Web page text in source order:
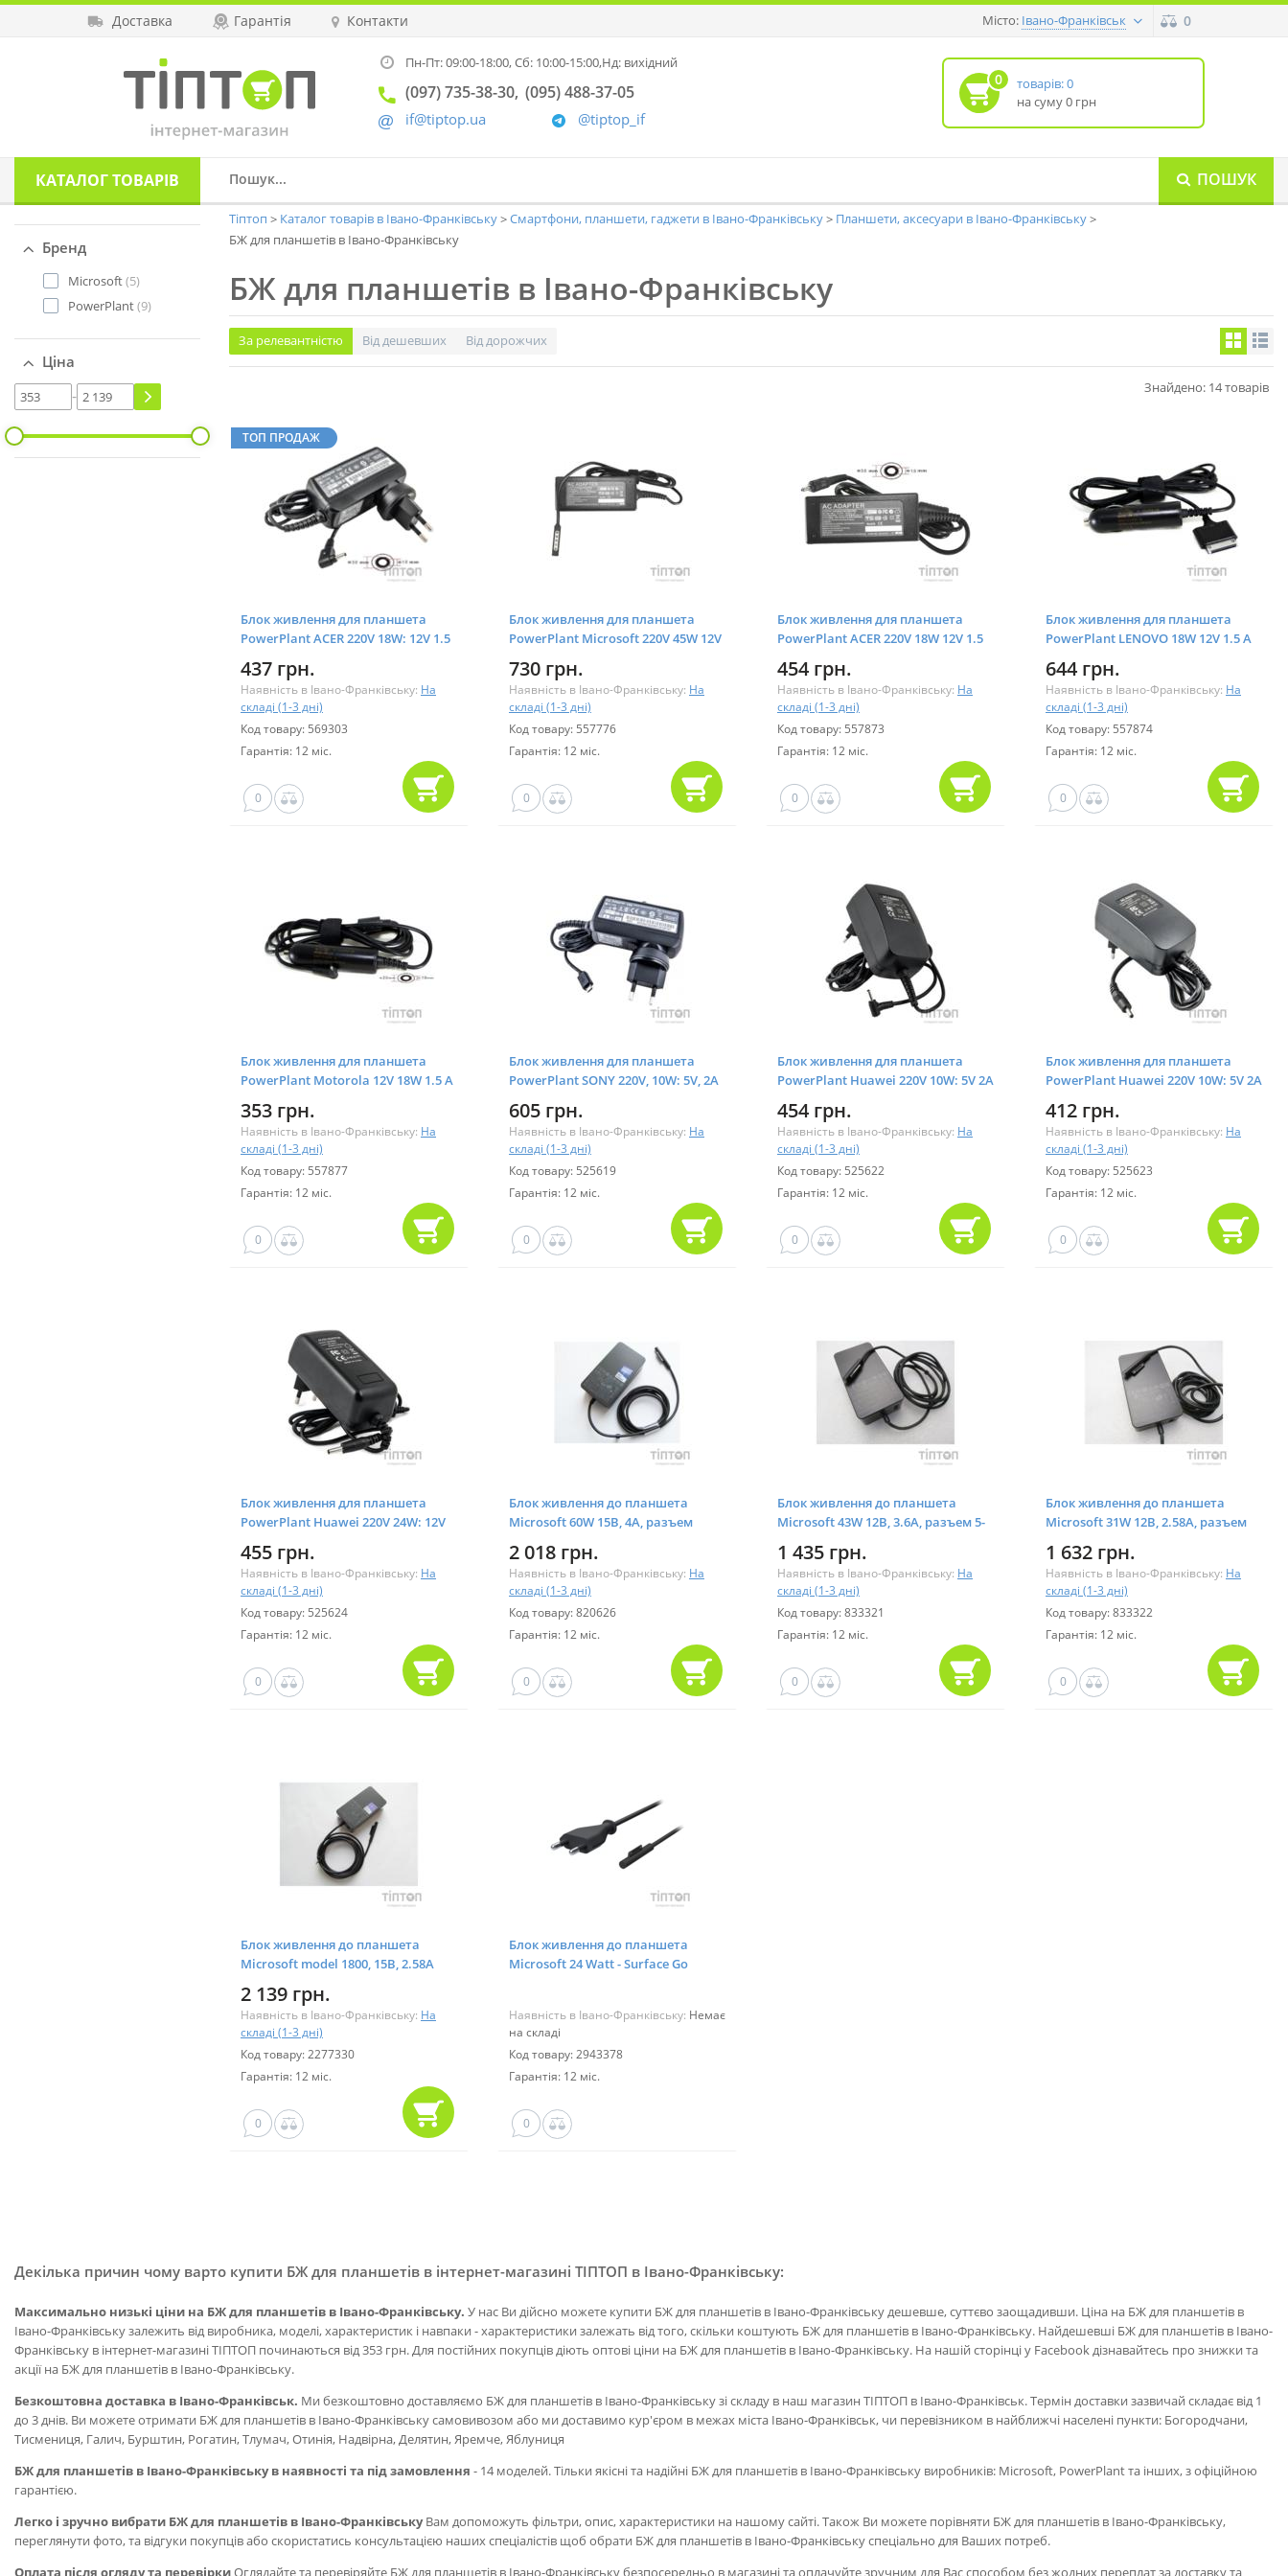
Доставка Гарантія Контакти Місто: Івано-Франківськ 0
Пн-Пт: 09:00-18:00,Сб: 10:00-15:00,Нд: вихідний
(097) 735-38-30 (095) 488-37-05
@tiptop_if
if@tiptop.ua
0
товарів: 0
на суму 0 грн
КАТАЛОГТОВАРІВ ПОШУК
Бренд
Microsoft(5)
PowerPlant(9)
Ціна
-
Тіптоп Каталог товарів в Івано-Франківську Смартфони, планшети, гаджети в Івано-Франківську
Планшети, аксесуари в Івано-Франківську
БЖ для планшетів в Івано-Франківську
БЖ для планшетів в Івано-Франківську
За релевантністю Від дешевших Від дорожчих
Знайдено: 14 товарів
ТОП ПРОДАЖ
Блок живлення для планшета
PowerPlant ACER 220V 18W: 12V 1.5
437 грн.
Наявність в Івано-Франківську: На
складі (1-3 дні)
Код товару: 569303
Гарантія: 12 міс.
0
Блок живлення для планшета
PowerPlant Microsoft 220V 45W 12V
730 грн.
Наявність в Івано-Франківську: На
складі (1-3 дні)
Код товару: 557776
Гарантія: 12 міс.
0
Блок живлення для планшета
PowerPlant ACER 220V 18W 12V 1.5
454 грн.
Наявність в Івано-Франківську: На
складі (1-3 дні)
Код товару: 557873
Гарантія: 12 міс.
0
Блок живлення для планшета
PowerPlant LENOVO 18W 12V 1.5 A
(IBA18ASPE)
644 грн.
Наявність в Івано-Франківську: На
складі (1-3 дні)
Код товару: 557874
Гарантія: 12 міс.
0
Блок живлення для планшета
PowerPlant Motorola 12V 18W 1.5 A
(MOA18A2010)
353 грн.
Наявність в Івано-Франківську: На
складі (1-3 дні)
Код товару: 557877
Гарантія: 12 міс.
0
Блок живлення для планшета
PowerPlant SONY 220V, 10W: 5V, 2A
605 грн.
Наявність в Івано-Франківську: На
складі (1-3 дні)
Код товару: 525619
Гарантія: 12 міс.
0
Блок живлення для планшета
PowerPlant Huawei 220V 10W: 5V 2A
454 грн.
Наявність в Івано-Франківську: На
складі (1-3 дні)
Код товару: 525622
Гарантія: 12 міс.
0
Блок живлення для планшета
PowerPlant Huawei 220V 10W: 5V 2A
412 грн.
Наявність в Івано-Франківську: На
складі (1-3 дні)
Код товару: 525623
Гарантія: 12 міс.
0
Блок живлення для планшета
PowerPlant Huawei 220V 24W: 12V
455 грн.
Наявність в Івано-Франківську: На
складі (1-3 дні)
Код товару: 525624
Гарантія: 12 міс.
0
Блок живлення до планшета
Microsoft 60W 15В, 4А, разъем
2 018 грн.
Наявність в Івано-Франківську: На
складі (1-3 дні)
Код товару: 820626
Гарантія: 12 міс.
0
Блок живлення до планшета
Microsoft 43W 12В, 3.6А, разъем 5-
A40218)
1 435 грн.
Наявність в Івано-Франківську: На
складі (1-3 дні)
Код товару: 833321
Гарантія: 12 міс.
0
Блок живлення до планшета
Microsoft 31W 12В, 2.58А, разъем
1 632 грн.
Наявність в Івано-Франківську: На
складі (1-3 дні)
Код товару: 833322
Гарантія: 12 міс.
0
Блок живлення до планшета
Microsoft model 1800, 15В, 2.58А
2 139 грн.
Наявність в Івано-Франківську: На
складі (1-3 дні)
Код товару: 2277330
Гарантія: 12 міс.
0
Блок живлення до планшета
Microsoft 24 Watt - Surface Go
Наявність в Івано-Франківську: Немає
на складі
Код товару: 2943378
Гарантія: 12 міс.
0
Декілька причин чому варто купити БЖ для планшетів в інтернет-магазині ТІПТОП в Івано-Франківську:
Максимально низькі ціни на БЖ для планшетів в Івано-Франківську. У нас Ви дійсно можете купити БЖ для планшетів в Івано-Франківську дешевше, суттєво заощадивши. Ціна на БЖ для планшетів в
Івано-Франківську залежить від виробника, моделі, характеристик і навпаки - характеристики залежать від того, скільки коштують БЖ для планшетів в Івано-Франківську. Найдешевші БЖ для планшетів в Івано-
Франківську в інтернет-магазині ТІПТОП починаються від 353 грн. Для постійних покупців діють оптові ціни на БЖ для планшетів в Івано-Франківську. На нашій сторінці у Facebook дізнавайтесь про знижки та
акції на БЖ для планшетів в Івано-Франківську.
Безкоштовна доставка в Івано-Франківськ. Ми безкоштовно доставляємо БЖ для планшетів в Івано-Франківську зі складу в наш магазин ТІПТОП в Івано-Франківськ. Термін доставки зазвичай складає від 1
до 3 днів. Ви можете отримати БЖ для планшетів в Івано-Франківську самовивозом або ми доставимо кур'єром в межах міста Івано-Франківськ, чи перевізником в найближчі населені пункти: Богородчани,
Тисмениця, Галич, Бурштин, Рогатин, Тлумач, Отинія, Надвірна, Делятин, Яремче, Яблуниця
БЖ для планшетів в Івано-Франківську в наявності та під замовлення - 14 моделей. Тільки якісні та надійні БЖ для планшетів в Івано-Франківську виробників: Microsoft, PowerPlant та інших, з офіційною
гарантією.
Легко і зручно вибрати БЖ для планшетів в Івано-ФранківськуВам допоможуть фільтри, опис, характеристики на нашому сайті. Також Ви можете порівняти БЖ для планшетів в Івано-Франківську,
переглянути фото, та відгуки покупців або скористатись консультацією наших спеціалістів щоб обрати БЖ для планшетів в Івано-Франківську спеціально для Ваших потреб.
Оплата після огляду та перевіркиОглядайте та перевіряйте БЖ для планшетів в Івано-Франківську безпосередньо в магазині та оплачуйте зручним для Вас способом без жодних переплат за доставку та